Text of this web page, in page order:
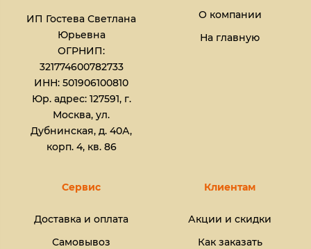
ИП Гостева Светлана
Юрьевна​
ОГРНИП:
321774600782733
ИНН: 501906100810
Юр. адрес: 127591, г.
Москва, ул.
Дубнинская, д. 40А,
корп. 4, кв. 86
О компании
На главную
Сервис
Доставка и оплата
Самовывоз
Клиентам
Акции и скидки
Как заказать